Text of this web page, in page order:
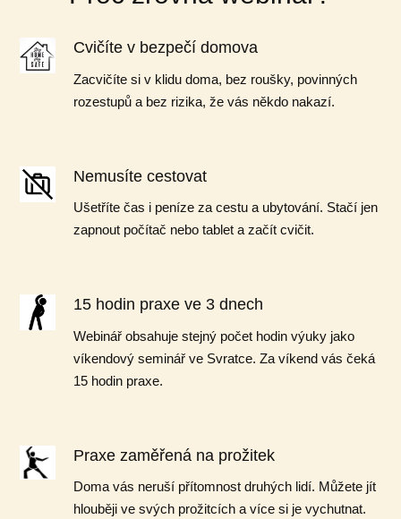
Cvičíte v bezpečí domova
Zacvičíte si v klidu doma, bez roušky, povinných
rozestupů a bez rizika, že vás někdo nakazí.
Nemusíte cestovat
Ušetříte čas i peníze za cestu a ubytování. Stačí jen
zapnout počítač nebo tablet a začít cvičit.
15 hodin praxe ve 3 dnech
Webinář obsahuje stejný počet hodin výuky jako
víkendový seminář ve Svratce. Za víkend vás čeká
15 hodin praxe.
Praxe zaměřená na prožitek
Doma vás neruší přítomnost druhých lidí. Můžete jít
hlouběji ve svých prožitcích a více si je vychutnat.